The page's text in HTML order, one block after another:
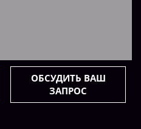
ОБСУДИТЬ ВАШ
ЗАПРОС